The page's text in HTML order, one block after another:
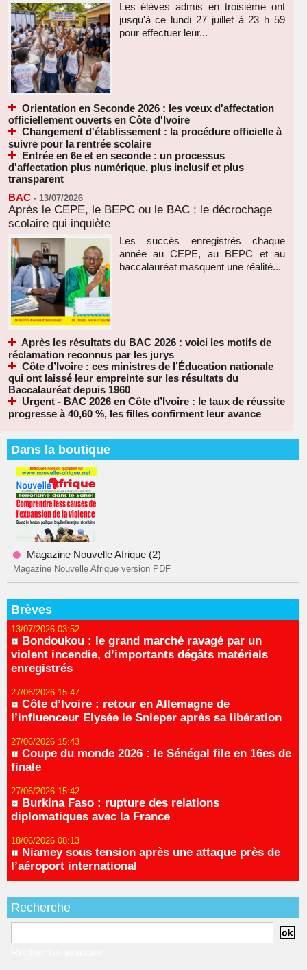
Les élèves admis en troisième ont
jusqu'à ce lundi 27 juillet à 23 h 59
pour effectuer leur...
Orientation en Seconde 2026 : les vœux d'affectation
officiellement ouverts en Côte d'Ivoire
Changement d'établissement : la procédure officielle à
suivre pour la rentrée scolaire
Entrée en 6e et en seconde : un processus
d'affectation plus numérique, plus inclusif et plus
transparent
BAC - 13/07/2026
Après le CEPE, le BEPC ou le BAC : le décrochage
scolaire qui inquiète
Les succès enregistrés chaque
année au CEPE, au BEPC et au
baccalauréat masquent une réalité...
Après les résultats du BAC 2026 : voici les motifs de
réclamation reconnus par les jurys
Côte d’Ivoire : ces ministres de l’Éducation nationale
qui ont laissé leur empreinte sur les résultats du
Baccalauréat depuis 1960
Urgent - BAC 2026 en Côte d’Ivoire : le taux de réussite
progresse à 40,60 %, les filles confirment leur avance
Dans la boutique
Magazine Nouvelle Afrique (2)
Magazine Nouvelle Afrique version PDF
Brèves
13/07/2026 03:52
Bondoukou : le grand marché ravagé par un
violent incendie, d’importants dégâts matériels
enregistrés
27/06/2026 15:47
Côte d’Ivoire : retour en Allemagne de
l’influenceur Elysée le Snieper après sa libération
27/06/2026 15:43
Coupe du monde 2026 : le Sénégal file en 16es de
finale
27/06/2026 15:42
Burkina Faso : rupture des relations
diplomatiques avec la France
18/06/2026 08:13
Niamey sous tension après une attaque près de
l’aéroport international
Recherche